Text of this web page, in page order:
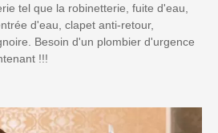
tel que la robinetterie, fuite d'eau,
d'eau, clapet anti-retour,
Besoin d'un plombier d'urgence
!!!